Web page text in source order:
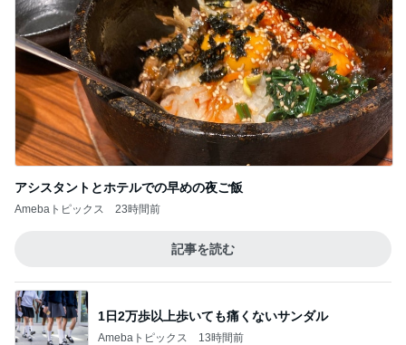
アシスタントとホテルでの早めの夜ご飯
Amebaトピックス 23時間前
記事を読む
1日2万歩以上歩いても痛くないサンダル
Amebaトピックス 13時間前